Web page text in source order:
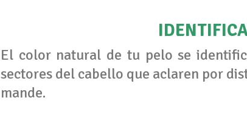
El color natural de tu pelo se
sectores del cabello que aclaren por
mande.